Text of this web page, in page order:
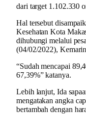
dari target 1.102.330
Hal tersebut
Kesehatan Kota
dihubungi melalui
(04/02/2022),
“Sudah mencapai
67,39%” katanya.
Lebih lanjut, Ida
mengatakan angka
bertambah dengan